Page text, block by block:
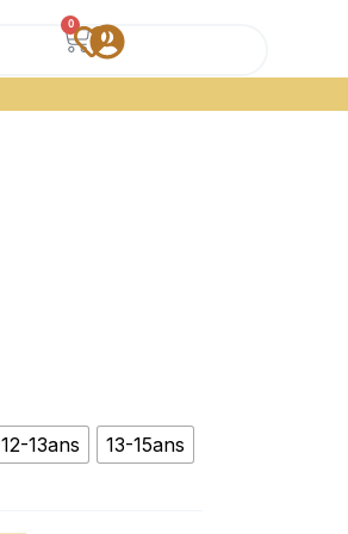
0
Panier
12-13ans 13-15ans